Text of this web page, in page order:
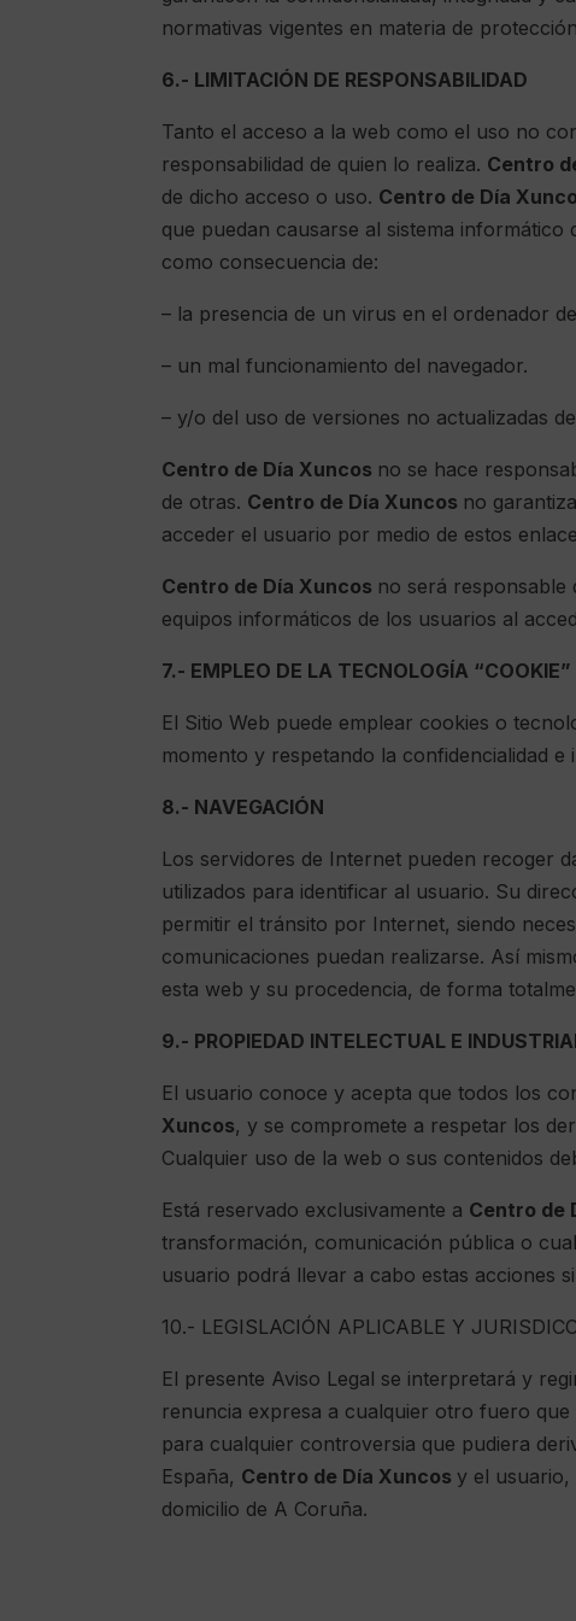
normativas vigentes en materia de
6.- LIMITACIÓN DE RESPONSABILIDAD
Tanto el acceso a la web como el uso no
responsabilidad de quien lo realiza. Centro
de dicho acceso o uso. Centro de Día
que puedan causarse al sistema
como consecuencia de:
– la presencia de un virus en el ordenador
– un mal funcionamiento del navegador.
– y/o del uso de versiones no actualizadas
Centro de Día Xuncos no se hace
de otras. Centro de Día Xuncos no
acceder el usuario por medio de estos
Centro de Día Xuncos no será responsable
equipos informáticos de los usuarios al
7.- EMPLEO DE LA TECNOLOGÍA “COOKIE”
El Sitio Web puede emplear cookies o
momento y respetando la confidencialidad
8.- NAVEGACIÓN
Los servidores de Internet pueden recoger
utilizados para identificar al usuario. Su
permitir el tránsito por Internet, siendo
comunicaciones puedan realizarse. Así
esta web y su procedencia, de forma
9.- PROPIEDAD INTELECTUAL E
El usuario conoce y acepta que todos los
Xuncos, y se compromete a respetar los
Cualquier uso de la web o sus contenidos
Está reservado exclusivamente a Centro de
transformación, comunicación pública o
usuario podrá llevar a cabo estas acciones
10.- LEGISLACIÓN APLICABLE Y
El presente Aviso Legal se interpretará y
renuncia expresa a cualquier otro fuero
para cualquier controversia que pudiera
España, Centro de Día Xuncos y el
domicilio de A Coruña.